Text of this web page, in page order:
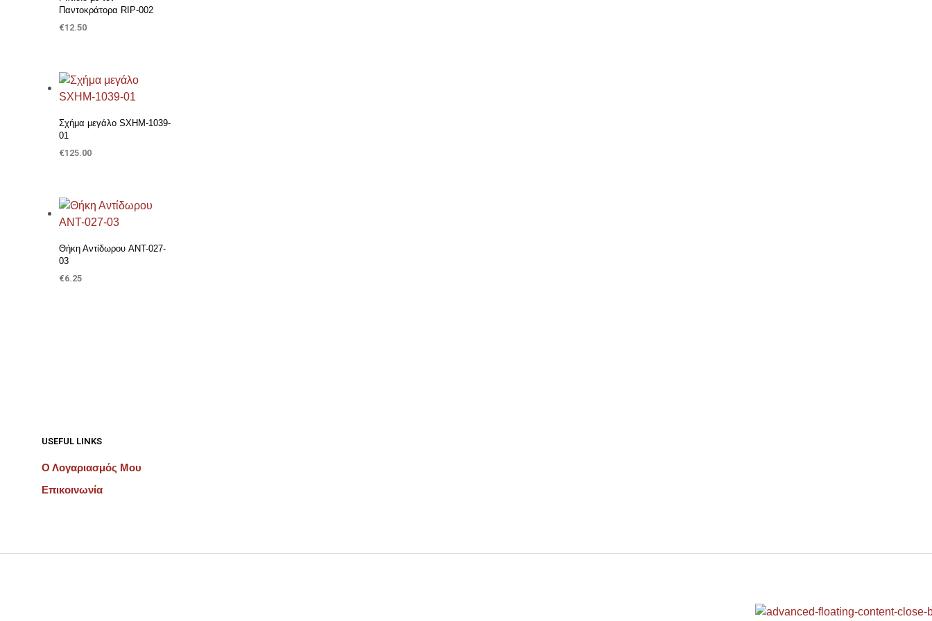
Παντοκράτορα RIP-002
€12.50
Προσθήκη στη Λίστα Επιθυμιών
Σχήμα μεγάλο SXHM-1039-
01
€125.00
Προσθήκη στη Λίστα Επιθυμιών
Θήκη Αντίδωρου ANT-027-
03
€6.25
USEFUL LINKS
Ο Λογαριασμός Μου
Επικοινωνία